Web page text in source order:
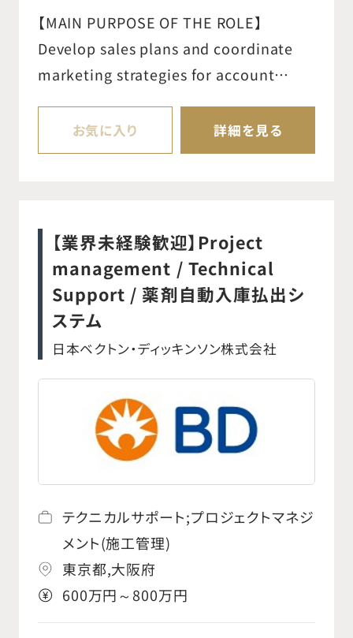
確認・レビューする。 ○受入検査、中間検査、
最終検査のデータを正確に記録し、傾向分
析に役立てる。 ○生産計画部門、オペレーシ
ョン部門、修理部門などの主要関係者と協
の間で、検査プロセスや新製品導入（NPI）
位、方針、業務慣行、手順に基づいて業務を
遂行・委任し、成果物が要件を満たすよう保
証する。 ○日々の品質部門の業務および品
質目標の達成に向けて、グローバル品質業
務リードを支援する。
【MAIN PURPOSE OF THE ROLE】
Develop sales plans and coordinate
marketing strategies for account
context of the overall corporate plan
and, where appropriate, recommend
sales relationships with major
accounts/customers. 【MAIN
RESPONSIBILITIES】 ○ Manage key
sales accounts within product range
or assigned district. ○ Identify
decision-makers at the client,
understand strategic business
challenges and priorities, and lead
teams in analyzing information and
prioritizing opportunities critical to
an account. ○ Lead, direct, evaluate,
and develop a team of account
managers to pursue prospects,
promote products, offer solutions and
achieve sales targets.
お気に入り 詳細を見る
【業界未経験歓迎】Project
management / Technical
Support / 薬剤自動入庫払出シ
ステム
日本ベクトン・ディッキンソン株式会社
テクニカルサポート;プロジェクトマネジ
メント(施工管理)
東京都,大阪府
600万円～800万円